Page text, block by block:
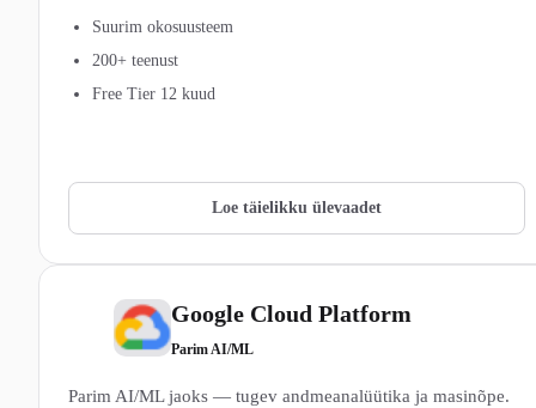
Suurim okosuusteem
200+ teenust
Free Tier 12 kuud
Loe täielikku ülevaadet
Google Cloud Platform
Parim AI/ML
Parim AI/ML jaoks — tugev andmeanalüütika ja masinõpe.